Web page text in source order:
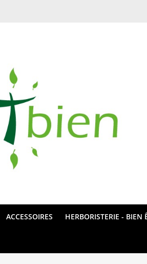
ACCESSOIRES HERBORISTERIE - BIEN